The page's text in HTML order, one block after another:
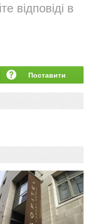
відповіді в
Поставити